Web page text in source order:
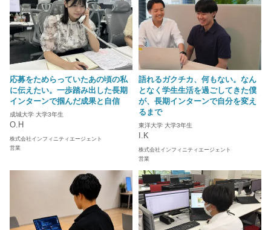
応募をためらっていたあの頃の私
に伝えたい。一歩踏み出した長期
インターンで掴んだ成果と自信
成城大学 大学3年生
O.H
株式会社インフィニティエージェント
営業
語れるガクチカ、何もない。なん
となく学生生活を過ごしてきた僕
が、長期インターンで自分を変え
るまで
東洋大学 大学3年生
I.K
株式会社インフィニティエージェント
営業